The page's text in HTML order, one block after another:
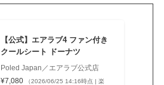
【公式】エアラブ4 ファン付き
クールシート ドーナツ
Poled Japan／エアラブ公式店
¥7,080
（2026/06/25 14:16時点 | 楽